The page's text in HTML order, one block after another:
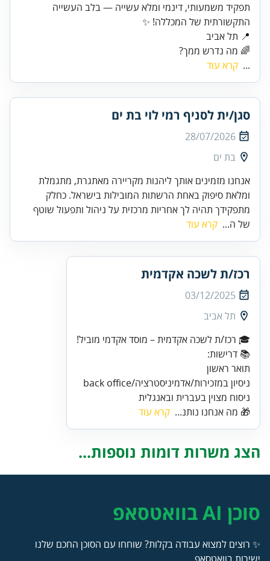
תפקיד משמעותי, דינמי ומלא עשייה — בלב העשייה
📍 תל אביב
🌈 מה נדרש ממך?
... קרא עוד
סגן/ית לסניף רמי לוי בת ים
28/07/2026
בת ים
אנחנו מזמינים אותך ליהנות מקריירה מאתגרת, מתגמלת
ומלאת סיפוק באחת הרשתות המובילות בישראל. כחלק
מתפקידך תהיה לך אחריות מרכזית על ניהול ותפעול שוטף
של ה... קרא עוד
רכז/ת לשכה אקדמית
03/12/2025
תל אביב
ניסוח מצוין בעברית ובאנגלית
🎁 מה אנחנו נותנ... קרא עוד
הצג משרות דומות נוספות...
סוכן AI בוואטסאפ
✨ רוצים למצוא עבודה בקלות? שוחחו עם הסוכן החכם שלנו